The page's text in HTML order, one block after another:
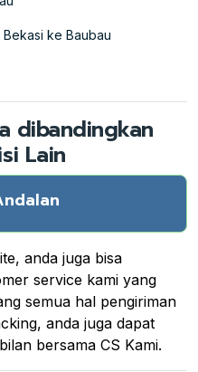
ke Baubau
dibandingkan
Lain
anda juga bisa
service kami yang
semua hal pengiriman
anda juga dapat
bersama CS Kami.